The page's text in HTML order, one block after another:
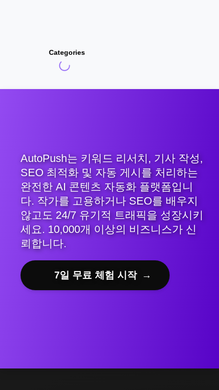
Categories
AutoPush는 키워드 리서치, 기사 작성,
SEO 최적화 및 자동 게시를 처리하는
완전한 AI 콘텐츠 자동화 플랫폼입니
다. 작가를 고용하거나 SEO를 배우지
않고도 24/7 유기적 트래픽을 성장시키
세요. 10,000개 이상의 비즈니스가 신
뢰합니다.
7일 무료 체험 시작 →